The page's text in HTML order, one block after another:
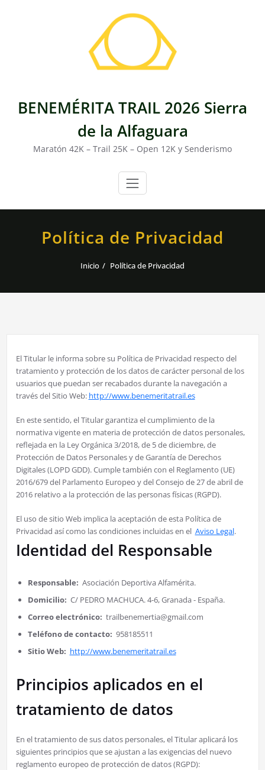
BENEMÉRITA TRAIL 2026 Sierra
de la Alfaguara
Maratón 42K – Trail 25K – Open 12K y Senderismo
Política de Privacidad
Inicio Política de Privacidad
El Titular le informa sobre su Política de Privacidad respecto del
tratamiento y protección de los datos de carácter personal de los
usuarios que puedan ser recabados durante la navegación a
través del Sitio Web: http://www.benemeritatrail.es
En este sentido, el Titular garantiza el cumplimiento de la
normativa vigente en materia de protección de datos personales,
reflejada en la Ley Orgánica 3/2018, de 5 de diciembre, de
Protección de Datos Personales y de Garantía de Derechos
Digitales (LOPD GDD). Cumple también con el Reglamento (UE)
2016/679 del Parlamento Europeo y del Consejo de 27 de abril de
2016 relativo a la protección de las personas físicas (RGPD).
El uso de sitio Web implica la aceptación de esta Política de
Privacidad así como las condiciones incluidas en el Aviso Legal.
Identidad del Responsable
Responsable: Asociación Deportiva Alfamérita.
Domicilio: C/ PEDRO MACHUCA. 4-6, Granada - España.
Correo electrónico: trailbenemertia@gmail.com
Teléfono de contacto: 958185511
Sitio Web: http://www.benemeritatrail.es
Principios aplicados en el
tratamiento de datos
En el tratamiento de sus datos personales, el Titular aplicará los
siguientes principios que se ajustan a las exigencias del nuevo
reglamento europeo de protección de datos (RGPD):